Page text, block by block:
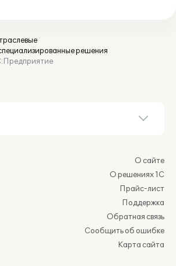
решения
О сайте
О решениях 1С
Прайс-лист
Поддержка
Обратная связь
Сообщить об ошибке
Карта сайта